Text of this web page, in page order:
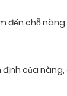
đến chỗ
của